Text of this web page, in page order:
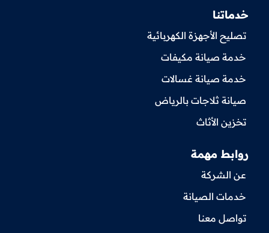
خدماتنا
تصليح الأجهزة الكهربائية
خدمة صيانة مكيفات
خدمة صيانة غسالات
صيانة ثلاجات بالرياض
تخزين الأثاث
روابط مهمة
عن الشركة
خدمات الصيانة
تواصل معنا